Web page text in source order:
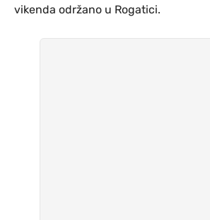
vikenda održano u Rogatici.